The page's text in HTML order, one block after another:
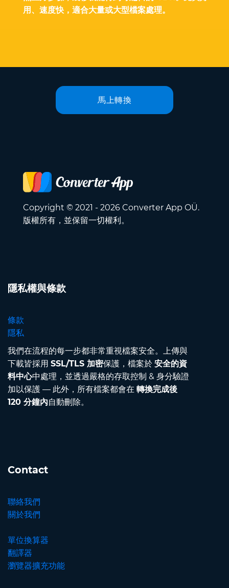
用、速度快，適合大量或大型檔案處理。
馬上轉換
Copyright © 2021 - 2026 Converter App OÜ.
版權所有，並保留一切權利。
隱私權與條款
條款
隱私
我們在流程的每一步都非常重視檔案安全。上傳與
下載皆採用 SSL/TLS 加密保護，檔案於 安全的資
料中心中處理，並透過嚴格的存取控制 & 身分驗證
加以保護 — 此外，所有檔案都會在 轉換完成後
120 分鐘內自動刪除。
Contact
聯絡我們
關於我們
單位換算器
翻譯器
瀏覽器擴充功能